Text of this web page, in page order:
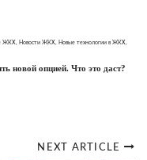
ЖКХ Новости ЖКХ Новые технологии в ЖКХ
новой опцией. Что это даст?
NEXT ARTICLE